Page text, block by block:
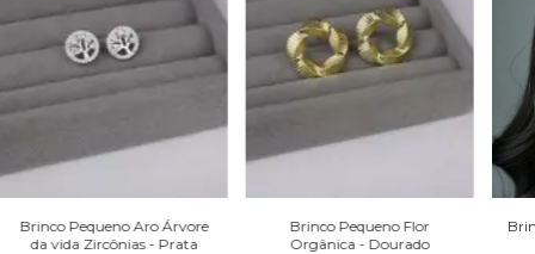
Brinco Pequeno Aro Árvore
da vida Zircônias - Prata
Brinco Pequeno Flor
Orgânica - Dourado